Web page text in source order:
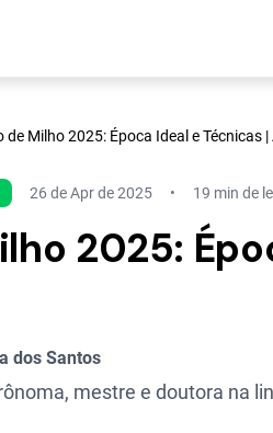
de Milho 2025: Época Ideal e Técnicas |
26 de Apr de 2025 19 min de
2025:
dos Santos
mestre e doutora na